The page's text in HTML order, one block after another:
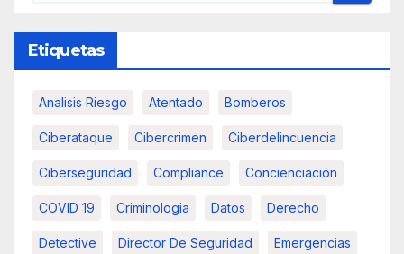
Etiquetas
Analisis Riesgo Atentado Bomberos
Ciberataque Cibercrimen Ciberdelincuencia
Ciberseguridad Compliance Concienciación
COVID 19 Criminologia Datos Derecho
Detective Director De Seguridad Emergencias